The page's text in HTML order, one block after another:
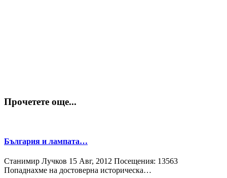
Прочетете още...
България и лампата…
Станимир Лучков 15 Авг, 2012 Посещения: 13563
Попаднахме на достоверна историческа…